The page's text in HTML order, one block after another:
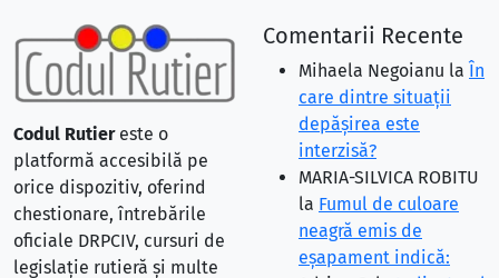
Codul Rutiereste o
platformă accesibilă pe
orice dispozitiv, oferind
chestionare, întrebările
oficiale DRPCIV, cursuri de
legislație rutieră și multe
Comentarii Recente
Mihaela Negoianu la În
care dintre situaţii
depăşirea este
interzisă?
MARIA-SILVICA ROBITU
la Fumul de culoare
neagră emis de
eşapament indică: